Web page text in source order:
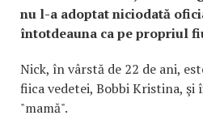
nu l-a adoptat niciodată
întotdeauna ca pe propriul
Nick, în vârstă de 22 de ani,
fiica vedetei, Bobbi Kristina, şi
"mamă".